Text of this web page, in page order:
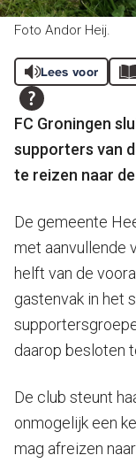
Foto Andor Heij.
Lees voor
FC Groningen
supporters van
te reizen naar
De gemeente
met aanvullende
helft van de
gastenvak in het
daarop besloten
De club steunt
onmogelijk een
mag afreizen